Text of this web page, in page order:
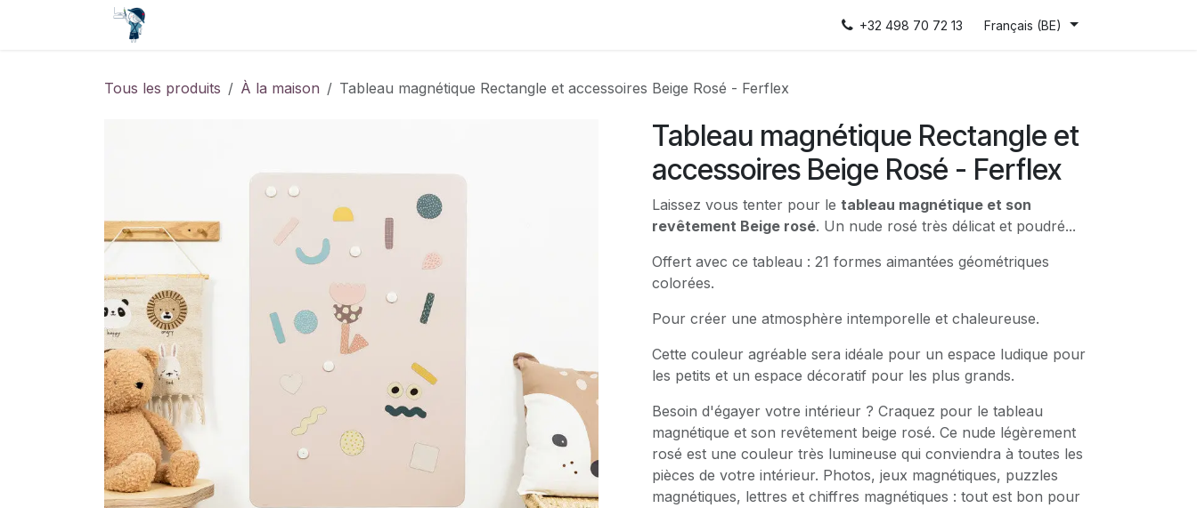
Se rendre au contenu
+32 498 70 72 13 Français (BE)
Tous les produits À la maison Tableau magnétique Rectangle et accessoires Beige Rosé - Ferflex
Tableau magnétique Rectangle et
accessoires Beige Rosé - Ferflex
Laissez vous tenter pour le tableau magnétique et son
revêtement Beige rosé. Un nude rosé très délicat et poudré...
Offert avec ce tableau : 21 formes aimantées géométriques
colorées.
Pour créer une atmosphère intemporelle et chaleureuse.
Cette couleur agréable sera idéale pour un espace ludique pour
les petits et un espace décoratif pour les plus grands.
Besoin d'égayer votre intérieur ? Craquez pour le tableau
magnétique et son revêtement beige rosé. Ce nude légèrement
rosé est une couleur très lumineuse qui conviendra à toutes les
pièces de votre intérieur. Photos, jeux magnétiques, puzzles
magnétiques, lettres et chiffres magnétiques : tout est bon pour